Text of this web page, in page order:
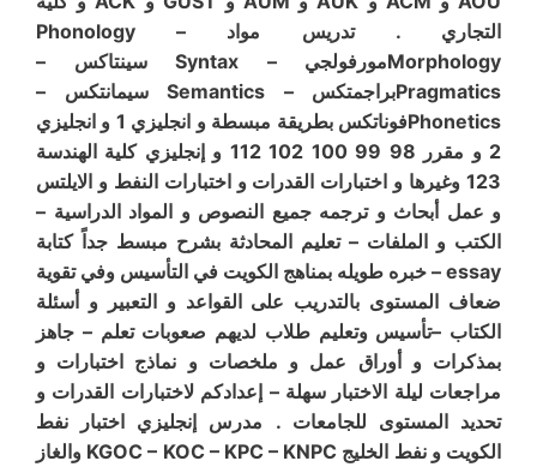
التجاري . تدريس مواد Phonology –
Morphologyمورفولجي – Syntax سينتاكس –
Pragmaticsبراجمتكس – Semantics سيمانتكس –
Phoneticsفوناتكس بطريقة مبسطة و انجليزي 1 و انجليزي
2 و مقرر 98 99 100 102 112 و إنجليزي كلية الهندسة
123 وغيرها و اختبارات القدرات و اختبارات النفط و الايلتس
و عمل أبحاث و ترجمه جميع النصوص و المواد الدراسية –
الكتب و الملفات – تعليم المحادثة بشرح مبسط جداً كتابة
essay – خبره طويله بمناهج الكويت في التأسيس وفي تقوية
ضعاف المستوى بالتدريب على القواعد و التعبير و أسئلة
الكتاب –تأسيس وتعليم طلاب لديهم صعوبات تعلم – جاهز
بمذكرات و أوراق عمل و ملخصات و نماذج اختبارات و
مراجعات ليلة الاختبار سهلة – إعدادكم لاختبارات القدرات و
تحديد المستوى للجامعات . مدرس إنجليزي اختبار نفط
الكويت و نفط الخليج KGOC – KOC – KPC – KNPC والغاز